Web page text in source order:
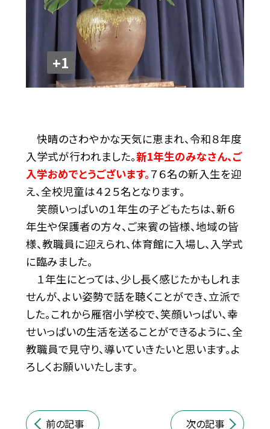
+1
快晴のさわやかな天気に恵まれ、令和８年度
入学式が行われました。新1年生のみなさん、ご
入学おめでとうございます。７６名の新入生を迎
え、全校児童は４２５名となります。
笑顔いっぱいの１年生の子どもたちは、新６
年生や保護者の方々、ご来賓の皆様、地域の皆
様、教職員に迎えられ、体育館に入場し、入学式
に臨みました。
１年生にとっては、少し長く感じたかもしれま
せんが、よい姿勢で話を聴くことができ、立派で
した。これから雁宿小学校で、笑顔いっぱい、幸
せいっぱいの生活を送ることができるように、全
教職員で見守り、導いていきたいと思います。よ
ろしくお願いいたします。
前の記事 次の記事